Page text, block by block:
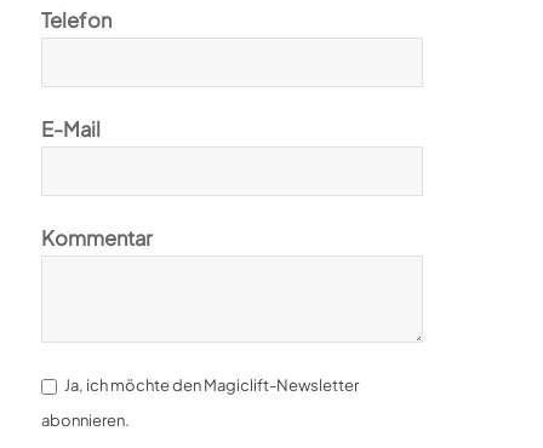
Telefon
E-Mail
Kommentar
Ja, ich möchte den Magiclift-Newsletter
abonnieren.